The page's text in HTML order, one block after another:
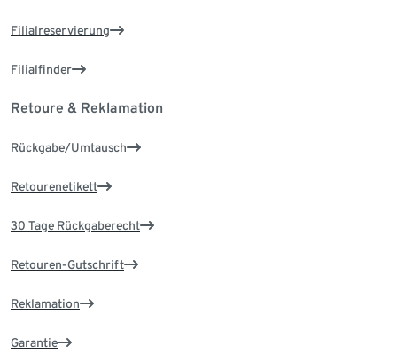
Filialreservierung
Filialfinder
Retoure & Reklamation
Rückgabe/Umtausch
Retourenetikett
30 Tage Rückgaberecht
Retouren-Gutschrift
Reklamation
Garantie